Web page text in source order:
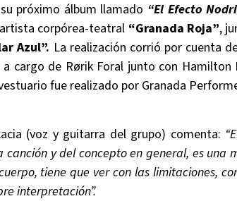
próximo álbum llamado “El Efecto
corpórea-teatral “Granada Roja”,
Azul”. La realización corrió por cuenta
cargo de Rørik Foral junto con
fue realizado por Granada
(voz y guitarra del grupo) comenta:
y del concepto en general, es una
tiene que ver con las limitaciones,
interpretación”.